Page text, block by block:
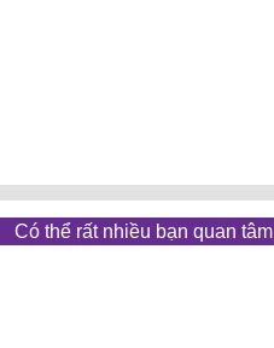
Có thể rất nhiều bạn quan tâm